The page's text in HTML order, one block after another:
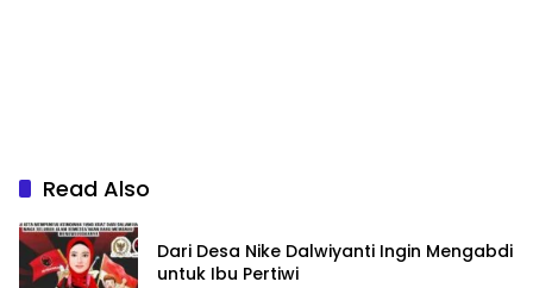
Read Also
Dari Desa Nike Dalwiyanti Ingin Mengabdi
untuk Ibu Pertiwi